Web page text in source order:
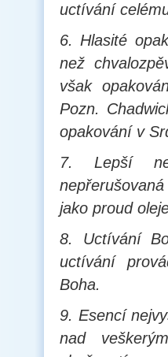
uctívání
6. Hlasité
než
však
Pozn.
opakování v
7. Lepší
jako proud
8. Uctívání
uctívání
Boha.
9. Esencí
nad